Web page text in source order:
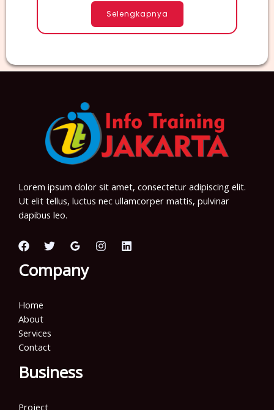
Selengkapnya
Lorem ipsum dolor sit amet, consectetur adipiscing elit.
Ut elit tellus, luctus nec ullamcorper mattis, pulvinar
dapibus leo.
Company
Home
About
Services
Contact
Business
Project